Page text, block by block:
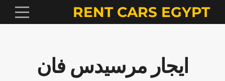
RENT CARS EGYPT
ايجار مرسيدس فان